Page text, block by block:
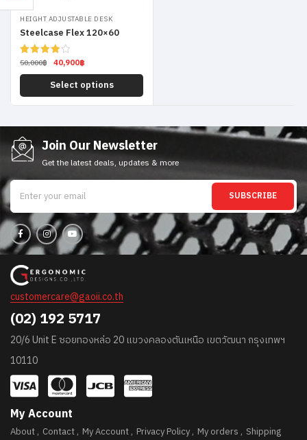
HEIGHT ADJUSTABLE DESK
Steelcase Flex 120×60
Rated
of 5
50,000฿ 40,900฿
Select options
Join Our Newsletter
Get the latest deals, updates & more
SUBSCRIBE
customercare@gaoii.co.th
(02) 192 5717
20/6 Unit E ซอยทองหล่อ 20 แขวงคลองตันเหนือ เขตวัฒนา กรุงเทพฯ
10110
My Account
About Contact My Account Privacy Policy My orders Shipping